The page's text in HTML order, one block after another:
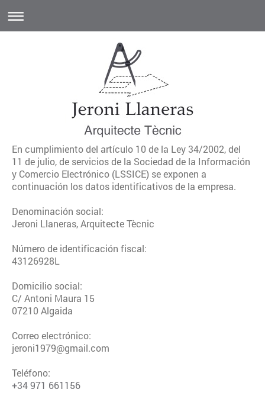
En cumplimiento del artículo 10 de la Ley 34/2002, del
11 de julio, de servicios de la Sociedad de la Información
y Comercio Electrónico (LSSICE) se exponen a
continuación los datos identificativos de la empresa.
Denominación social:
Jeroni Llaneras, Arquitecte Tècnic
Número de identificación fiscal:
43126928L
Domicilio social:
C/ Antoni Maura 15
07210 Algaida
Correo electrónico:
jeroni1979@gmail.com
Teléfono:
+34 971 661156